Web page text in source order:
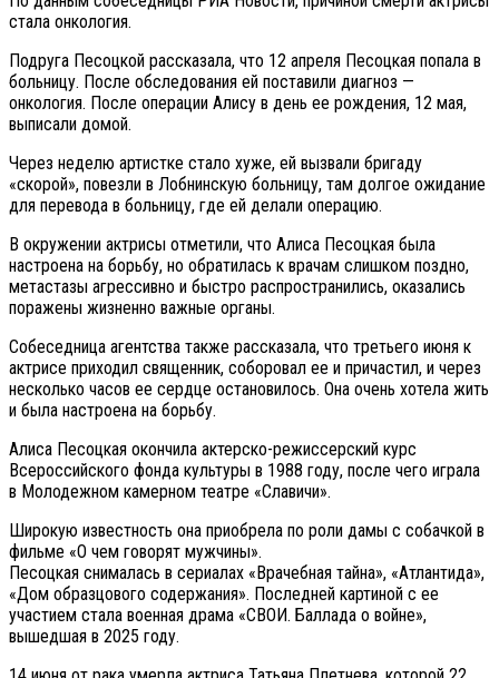
стала онкология.
Подруга Песоцкой рассказала, что 12 апреля Песоцкая попала в
больницу. После обследования ей поставили диагноз —
онкология. После операции Алису в день ее рождения, 12 мая,
выписали домой.
Через неделю артистке стало хуже, ей вызвали бригаду
«скорой», повезли в Лобнинскую больницу, там долгое ожидание
для перевода в больницу, где ей делали операцию.
В окружении актрисы отметили, что Алиса Песоцкая была
настроена на борьбу, но обратилась к врачам слишком поздно,
метастазы агрессивно и быстро распространились, оказались
поражены жизненно важные органы.
Собеседница агентства также рассказала, что третьего июня к
актрисе приходил священник, соборовал ее и причастил, и через
несколько часов ее сердце остановилось. Она очень хотела жить
и была настроена на борьбу.
Алиса Песоцкая окончила актерско-режиссерский курс
Всероссийского фонда культуры в 1988 году, после чего играла
в Молодежном камерном театре «Славичи».
Широкую известность она приобрела по роли дамы с собачкой в
фильме «О чем говорят мужчины».
Песоцкая снималась в сериалах «Врачебная тайна», «Атлантида»,
«Дом образцового содержания». Последней картиной с ее
участием стала военная драма «СВОИ. Баллада о войне»,
вышедшая в 2025 году.